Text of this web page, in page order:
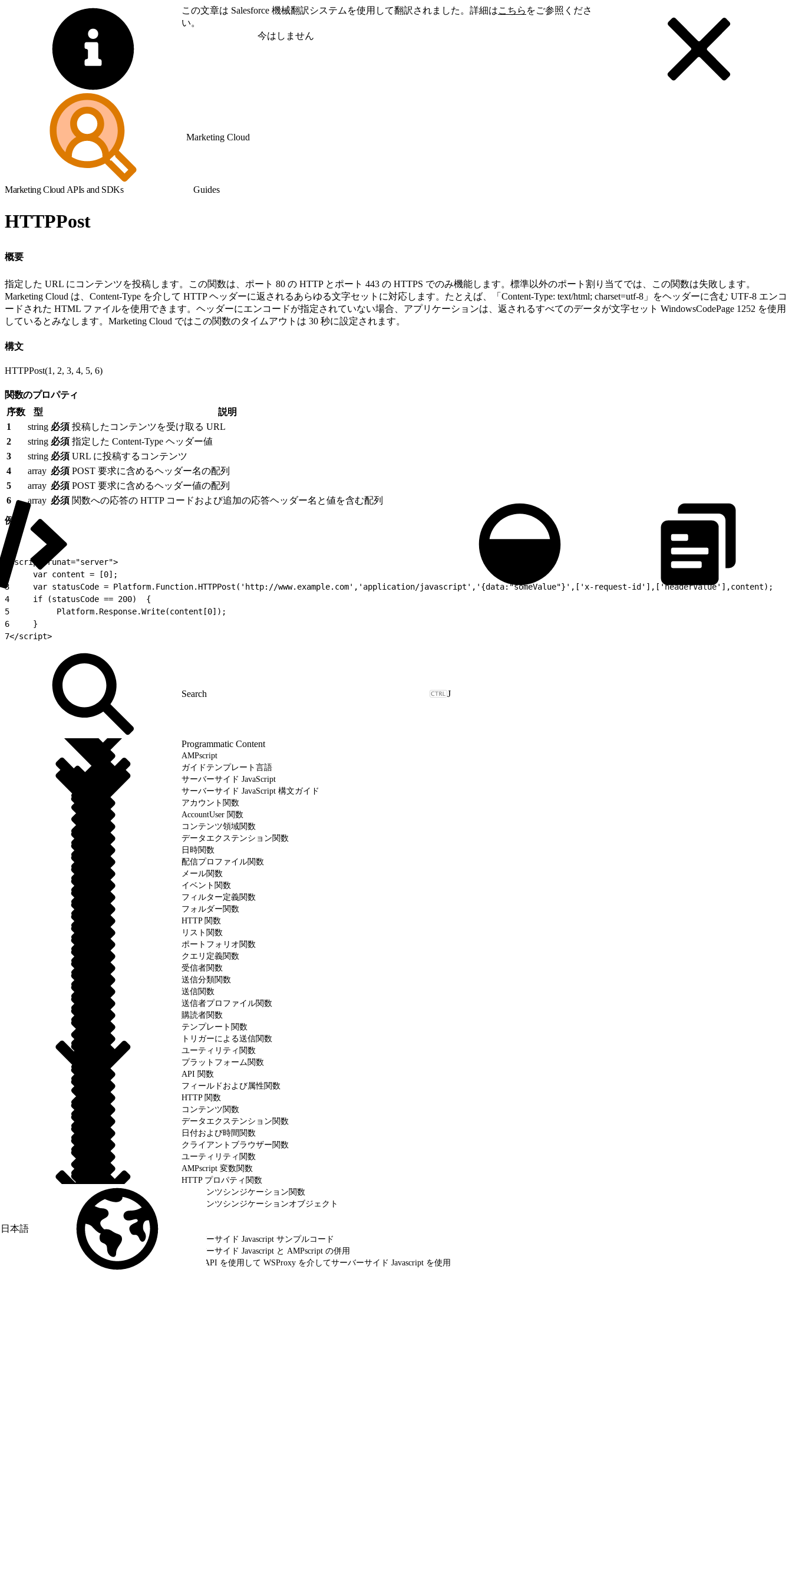
この文章は Salesforce 機械翻訳システムを使用して翻訳されました。詳細はこちら をご参照くださ
い。
今はしません
Marketing Cloud
Marketing Cloud APIs and SDKs Guides
HTTPPost
概要
指定した URL にコンテンツを投稿します。この関数は、ポート 80 の HTTP とポート 443 の HTTPS でのみ機能します。標準以外のポート割り当てでは、この関数は失敗します。
Marketing Cloud は、Content-Type を介して HTTP ヘッダーに返されるあらゆる文字セットに対応します。たとえば、「Content-Type: text/html; charset=utf-8」をヘッダーに含む UTF-8 エンコ
ードされた HTML ファイルを使用できます。ヘッダーにエンコードが指定されていない場合、アプリケーションは、返されるすべてのデータが文字セット WindowsCodePage 1252 を使用
しているとみなします。Marketing Cloud ではこの関数のタイムアウトは 30 秒に設定されます。
構文
HTTPPost(1, 2, 3, 4, 5, 6)
関数のプロパティ
序数
型
説明
1
string 必須 投稿したコンテンツを受け取る URL
2
string 必須 指定した Content-Type ヘッダー値
3
string 必須 URL に投稿するコンテンツ
4
array 必須 POST 要求に含めるヘッダー名の配列
5
array 必須 POST 要求に含めるヘッダー値の配列
6
array 必須 関数への応答の HTTP コードおよび追加の応答ヘッダー名と値を含む配列
例
<script runat="server">
     var content = [0];
3
     var statusCode = Platform.Function.HTTPPost('http://www.example.com','application/javascript','{data:"someValue"}',['x-request-id'],['headerValue'],content);
4
     if (statusCode == 200)  {
5
          Platform.Response.Write(content[0]);
6
     }
7</script>
J
Programmatic Content
AMPscript
ガイドテンプレート言語
サーバーサイド JavaScript
サーバーサイド JavaScript 構文ガイド
アカウント関数
AccountUser 関数
コンテンツ領域関数
データエクステンション関数
日時関数
配信プロファイル関数
メール関数
イベント関数
フィルター定義関数
フォルダー関数
HTTP 関数
リスト関数
ポートフォリオ関数
クエリ定義関数
受信者関数
送信分類関数
送信関数
送信者プロファイル関数
購読者関数
テンプレート関数
トリガーによる送信関数
ユーティリティ関数
プラットフォーム関数
API 関数
フィールドおよび属性関数
HTTP 関数
コンテンツ関数
データエクステンション関数
日付および時間関数
クライアントブラウザー関数
ユーティリティ関数
AMPscript 変数関数
HTTP プロパティ関数
コンテンツシンジケーション関数
コンテンツシンジケーションオブジェクト
HTTPPost
サーバーサイド Javascript サンプルコード
サーバーサイド Javascript と AMPscript の併用
SOAP API を使用して WSProxy を介してサーバーサイド Javascript を使用
日本語